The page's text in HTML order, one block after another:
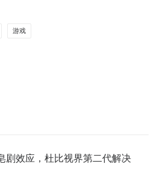
游戏
剧效应，杜比视界第二代解决